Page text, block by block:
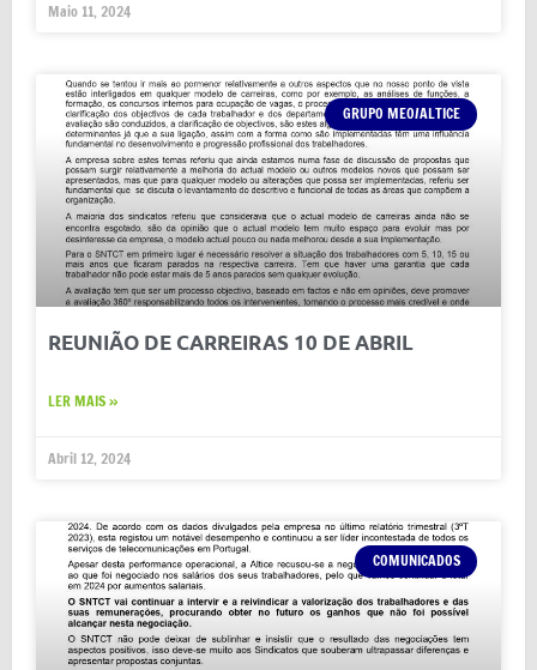
Maio 11, 2024
GRUPO MEO/ALTICE
REUNIÃO DE CARREIRAS 10 DE ABRIL
LER MAIS »
Abril 12, 2024
COMUNICADOS